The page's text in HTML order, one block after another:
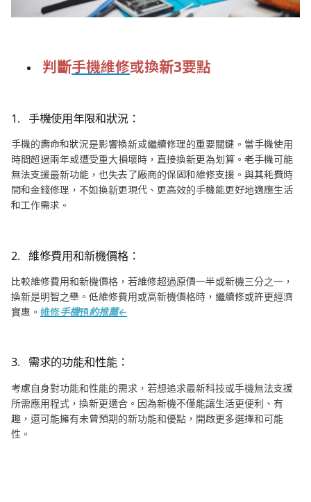
判斷手機維修或換新3要點
1. 手機使用年限和狀況：
手機的壽命和狀況是影響換新或繼續修理的重要關鍵。當手機使用
時間超過兩年或遭受重大損壞時，直接換新更為划算。老手機可能
無法支援最新功能，也失去了廠商的保固和維修支援。與其耗費時
間和金錢修理，不如換新更現代、更高效的手機能更好地適應生活
和工作需求。
2. 維修費用和新機價格：
比較維修費用和新機價格，若維修超過原價一半或新機三分之一，
換新是明智之舉。低維修費用或高新機價格時，繼續修或許更經濟
實惠。 維修手機預約推薦←
3. 需求的功能和性能：
考慮自身對功能和性能的需求，若想追求最新科技或手機無法支援
所需應用程式，換新更適合。因為新機不僅能讓生活更便利、有
趣，還可能擁有未曾預期的新功能和優點，開啟更多選擇和可能
性。